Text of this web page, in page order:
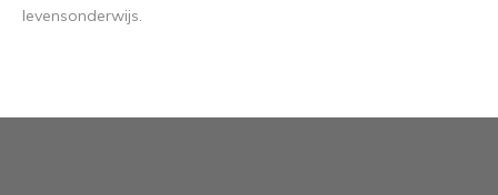
levensonderwijs.